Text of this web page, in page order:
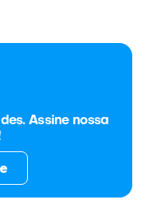
Assine nossa